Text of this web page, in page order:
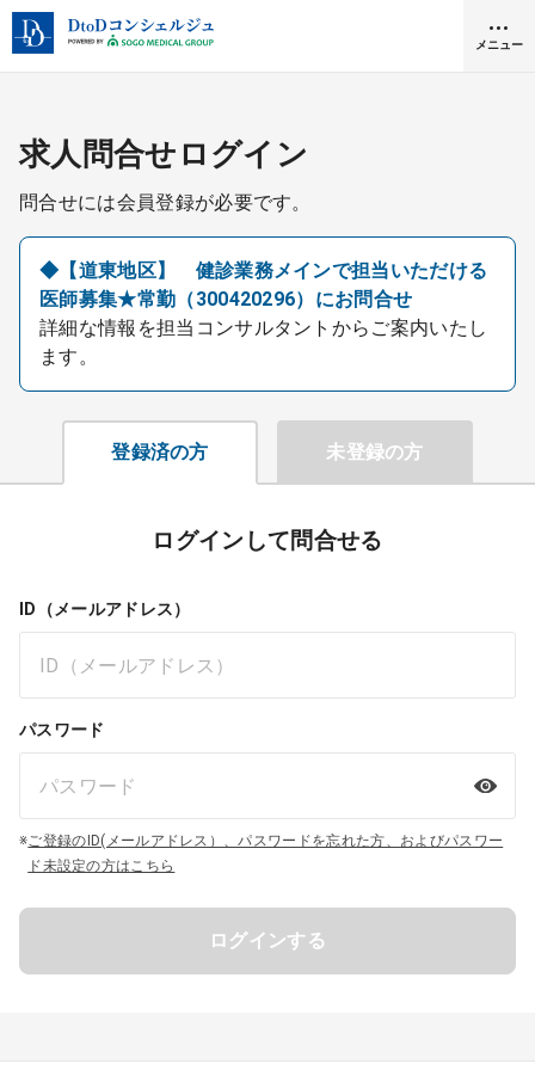
メニュー
クリニック開業
DtoDとは
お問合せ
医院の譲渡・売却をお考えの方
採用をお考えの医療機関の方
求人問合せログイン
問合せには会員登録が必要です。
◆【道東地区】 健診業務メインで担当いただける
医師募集★常勤（300420296）にお問合せ
詳細な情報を担当コンサルタントからご案内いたし
ます。
登録済の方 未登録の方
ログインして問合せる
ID（メールアドレス）
パスワード
※ご登録のID(メールアドレス）、パスワードを忘れた方、およびパスワー
ド未設定の方はこちら
ログインする